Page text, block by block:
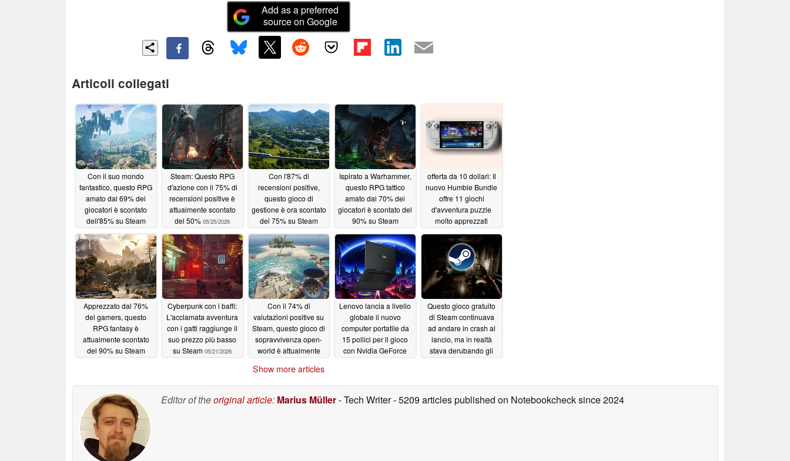
Add as a preferred
source on Google
Articoli collegati
Con il suo mondo
fantastico, questo RPG
amato dal 69% dei
giocatori è scontato
dell'85% su Steam
05/26/2026
Steam: Questo RPG
d'azione con il 75% di
recensioni positive è
attualmente scontato
del 50% 05/25/2026
Con l'87% di
recensioni positive,
questo gioco di
gestione è ora scontato
del 75% su Steam
05/24/2026
Ispirato a Warhammer,
questo RPG tattico
amato dal 70% dei
giocatori è scontato del
90% su Steam
05/23/2026
offerta da 10 dollari: Il
nuovo Humble Bundle
offre 11 giochi
d'avventura puzzle
molto apprezzati
05/22/2026
Apprezzato dal 76%
dei gamers, questo
RPG fantasy è
attualmente scontato
del 90% su Steam
Cyberpunk con i baffi:
L'acclamata avventura
con i gatti raggiunge il
suo prezzo più basso
su Steam 05/21/2026
Con il 74% di
valutazioni positive su
Steam, questo gioco di
sopravvivenza open-
world è attualmente
05/21/2026
Lenovo lancia a livello
globale il nuovo
computer portatile da
15 pollici per il gioco
con Nvidia GeForce
Questo gioco gratuito
di Steam continuava
ad andare in crash al
lancio, ma in realtà
stava derubando gli
Show more articles
Editor of theoriginal article: Marius Müller- Tech Writer- 5209 articles published on Notebookchecksince 2024